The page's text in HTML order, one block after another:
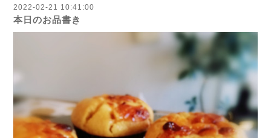
2022-02-21 10:41:00
本日のお品書き